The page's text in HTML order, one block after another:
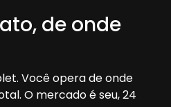
de onde
Você opera de onde
O mercado é seu, 24